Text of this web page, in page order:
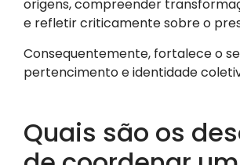
origens, compreender
e refletir criticamente sobre o
Consequentemente, fortalece o
pertencimento e identidade
Quais são os